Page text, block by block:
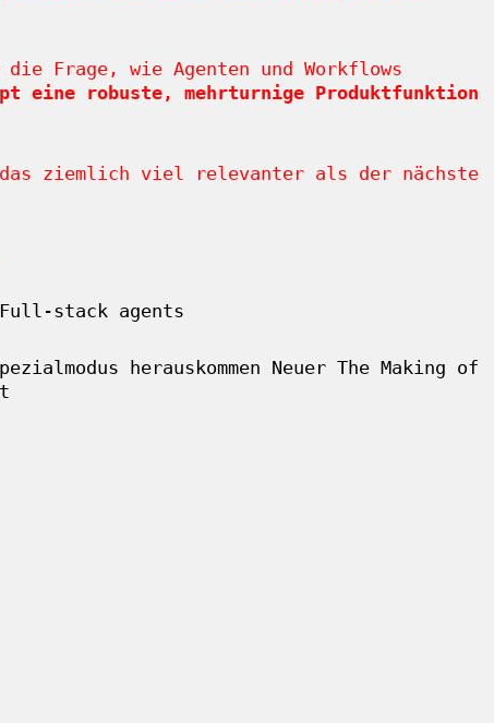
Frage, wie Agenten und Workflows
eine robuste, mehrturnige Produktfunktion
das ziemlich viel relevanter als der nächste
stack agents
herauskommen Neuer The Making of